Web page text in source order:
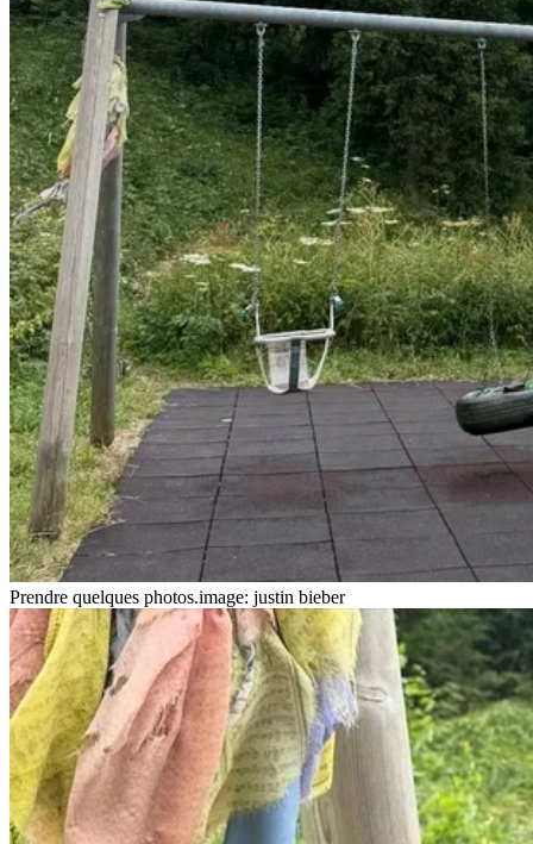
Prendre quelques photos.image: justin bieber